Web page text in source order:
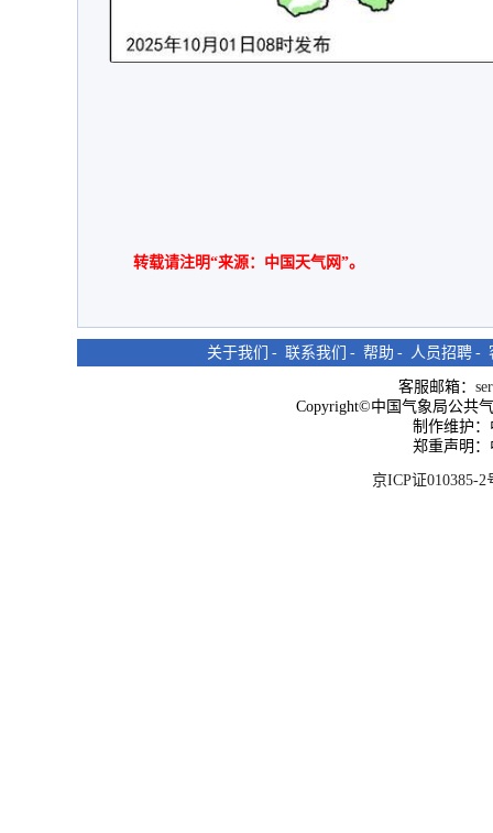
转载请注明“来源：中国天气网”。
关于我们 - 联系我们 - 帮助 - 人员招聘 -
客服邮箱：
Copyright©中国气象局公共
制作维护
郑重声明
京ICP证010385-2